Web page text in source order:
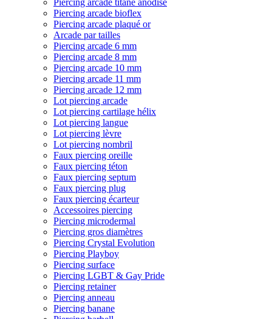
Piercing arcade titane anodisé
Piercing arcade bioflex
Piercing arcade plaqué or
Arcade par tailles
Piercing arcade 6 mm
Piercing arcade 8 mm
Piercing arcade 10 mm
Piercing arcade 11 mm
Piercing arcade 12 mm
Lot piercing arcade
Lot piercing cartilage hélix
Lot piercing langue
Lot piercing lèvre
Lot piercing nombril
Faux piercing oreille
Faux piercing téton
Faux piercing septum
Faux piercing plug
Faux piercing écarteur
Accessoires piercing
Piercing microdermal
Piercing gros diamètres
Piercing Crystal Evolution
Piercing Playboy
Piercing surface
Piercing LGBT & Gay Pride
Piercing retainer
Piercing anneau
Piercing banane